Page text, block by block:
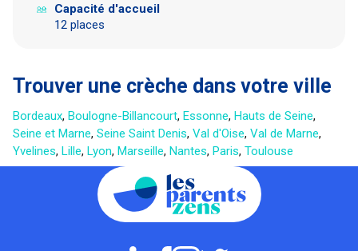
Capacité d'accueil
12 places
Trouver une crèche dans votre ville
Bordeaux, Boulogne-Billancourt, Essonne, Hauts de Seine,
Seine et Marne, Seine Saint Denis, Val d'Oise, Val de Marne,
Yvelines, Lille, Lyon, Marseille, Nantes, Paris, Toulouse